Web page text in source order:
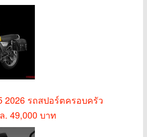
2026 รถสปอร์ตครอบครัว
. 49,000 บาท